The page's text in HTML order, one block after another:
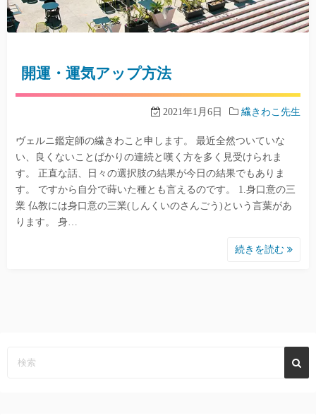
開運・運気アップ方法
2021年1月6日 繊きわこ先生
ヴェルニ鑑定師の繊きわこと申します。 最近全然ついていな
い、良くないことばかりの連続と嘆く方を多く見受けられま
す。 正直な話、日々の選択肢の結果が今日の結果でもありま
す。 ですから自分で蒔いた種とも言えるのです。 1.身口意の三
業 仏教には身口意の三業(しんくいのさんごう)という言葉があ
ります。 身…
続きを読む